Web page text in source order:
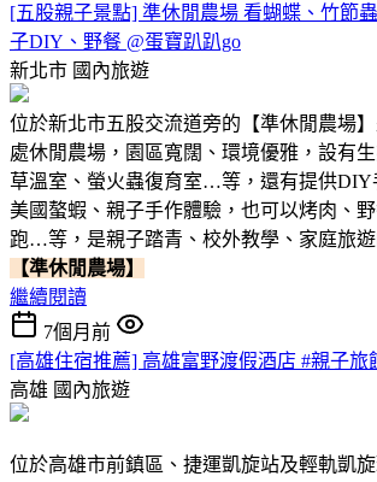
[五股親子景點] 準休閒農場 看蝴蝶、竹節
子DIY、野餐 @蛋寶趴趴go
新北市 國內旅遊
位於新北市五股交流道旁的【準休閒農場
處休閒農場，園區寬闊、環境優雅，設有
草溫室、螢火蟲復育室…等，還有提供DIY
美國螯蝦、親子手作體驗，也可以烤肉、
跑…等，是親子踏青、校外教學、家庭旅遊
【準休閒農場】
繼續閱讀
7個月前
[高雄住宿推薦] 高雄富野渡假酒店 #親子旅
高雄 國內旅遊
位於高雄市前鎮區、捷運凱旋站及輕軌凱